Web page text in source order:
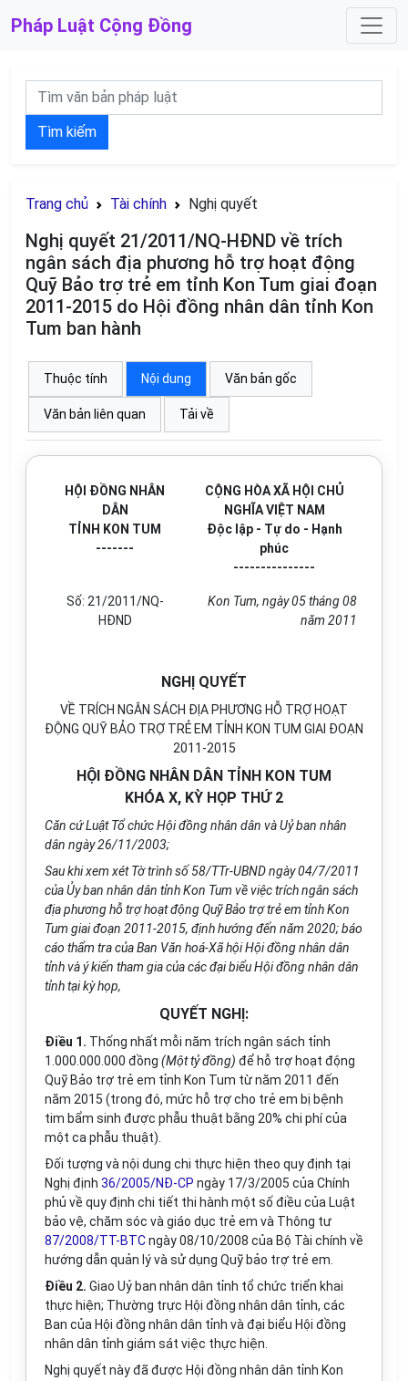
Pháp Luật Cộng Đồng
Tìm kiếm
Trang chủ Tài chính Nghị quyết
Nghị quyết 21/2011/NQ-HĐND về trích
ngân sách địa phương hỗ trợ hoạt động
Quỹ Bảo trợ trẻ em tỉnh Kon Tum giai đoạn
2011-2015 do Hội đồng nhân dân tỉnh Kon
Tum ban hành
Thuộc tính Nội dung Văn bản gốc
Văn bản liên quan Tải về
HỘI ĐỒNG NHÂN
DÂN
TỈNH KON TUM
-------
CỘNG HÒA XÃ HỘI CHỦ
NGHĨA VIỆT NAM
Độc lập - Tự do - Hạnh
phúc
---------------
Số: 21/2011/NQ-
HĐND
Kon Tum, ngày 05 tháng 08
năm 2011
NGHỊ QUYẾT
VỀ TRÍCH NGÂN SÁCH ĐỊA PHƯƠNG HỖ TRỢ HOẠT
ĐỘNG QUỸ BẢO TRỢ TRẺ EM TỈNH KON TUM GIAI ĐOẠN
2011-2015
HỘI ĐỒNG NHÂN DÂN TỈNH KON TUM
KHÓA X, KỲ HỌP THỨ 2
Căn cứ Luật Tổ chức Hội đồng nhân dân và Uỷ ban nhân
dân ngày 26/11/2003;
Sau khi xem xét Tờ trình số 58/TTr-UBND ngày 04/7/2011
của Ủy ban nhân dân tỉnh Kon Tum về việc trích ngân sách
địa phương hỗ trợ hoạt động Quỹ Bảo trợ trẻ em tỉnh Kon
Tum giai đoạn 2011-2015, định hướng đến năm 2020; báo
cáo thẩm tra của Ban Văn hoá-Xã hội Hội đồng nhân dân
tỉnh và ý kiến tham gia của các đại biểu Hội đồng nhân dân
tỉnh tại kỳ họp,
QUYẾT NGHỊ:
Điều 1. Thống nhất mỗi năm trích ngân sách tỉnh
1.000.000.000 đồng (Một tỷ đồng) để hỗ trợ hoạt động
Quỹ Bảo trợ trẻ em tỉnh Kon Tum từ năm 2011 đến
năm 2015 (trong đó, mức hỗ trợ cho trẻ em bị bệnh
tim bẩm sinh được phẫu thuật bằng 20% chi phí của
một ca phẫu thuật).
Đối tượng và nội dung chi thực hiện theo quy định tại
Nghị định 36/2005/NĐ-CP ngày 17/3/2005 của Chính
phủ về quy định chi tiết thi hành một số điều của Luật
bảo vệ, chăm sóc và giáo dục trẻ em và Thông tư
87/2008/TT-BTCngày 08/10/2008 của Bộ Tài chính về
hướng dẫn quản lý và sử dụng Quỹ bảo trợ trẻ em.
Điều 2. Giao Uỷ ban nhân dân tỉnh tổ chức triển khai
thực hiện; Thường trực Hội đồng nhân dân tỉnh, các
Ban của Hội đồng nhân dân tỉnh và đại biểu Hội đồng
nhân dân tỉnh giám sát việc thực hiện.
Nghị quyết này đã được Hội đồng nhân dân tỉnh Kon